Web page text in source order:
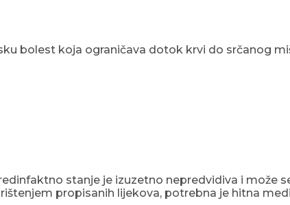
bolest koja ograničava dotok krvi do srčanog
stanje je izuzetno nepredvidiva i može
propisanih lijekova, potrebna je hitna